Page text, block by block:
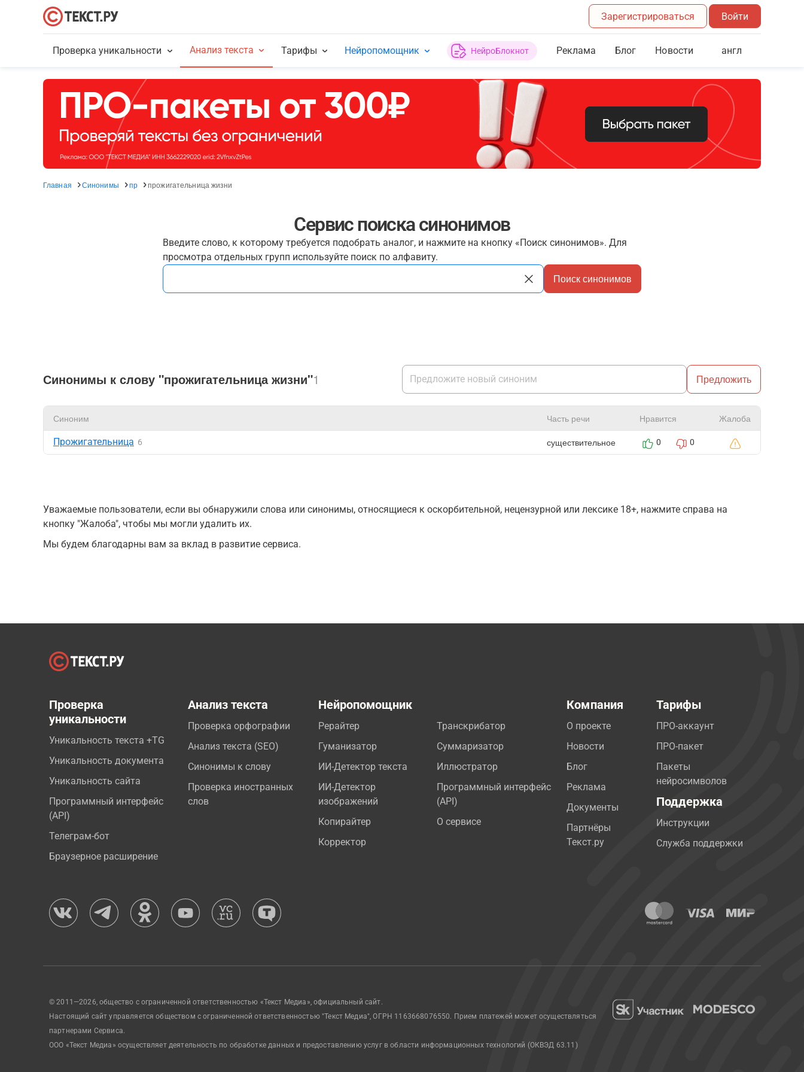
Зарегистрироваться Войти
Проверка уникальности Анализ текста Тарифы Нейропомощник НейроБлокнот Реклама Блог Новости англ
Главная Синонимы пр прожигательница жизни
Сервис поиска синонимов
Введите слово, к которому требуется подобрать аналог, и нажмите на кнопку «Поиск синонимов». Для
просмотра отдельных групп используйте поиск по алфавиту.
Поиск синонимов
Синонимы к слову "прожигательница жизни"1 Предложить
Синоним Часть речи Нравится Жалоба
Прожигательница 6 существительное 0 0
Уважаемые пользователи, если вы обнаружили слова или синонимы, относящиеся к оскорбительной, нецензурной или лексике 18+, нажмите справа на
кнопку "Жалоба", чтобы мы могли удалить их.
Мы будем благодарны вам за вклад в развитие сервиса.
Проверка
уникальности
Уникальность текста +TG
Уникальность документа
Уникальность сайта
Программный интерфейс
(API)
Телеграм-бот
Браузерное расширение
Анализ текста
Проверка орфографии
Анализ текста (SEO)
Синонимы к слову
Проверка иностранных
слов
Нейропомощник
Рерайтер
Гуманизатор
ИИ-Детектор текста
ИИ-Детектор
изображений
Копирайтер
Корректор
Транскрибатор
Суммаризатор
Иллюстратор
Программный интерфейс
(API)
О сервисе
Компания
О проекте
Новости
Блог
Реклама
Документы
Партнёры
Текст.ру
Тарифы
ПРО-аккаунт
ПРО-пакет
Пакеты
нейросимволов
Поддержка
Инструкции
Служба поддержки
© 2011—2026, общество с ограниченной ответственностью «Текст Медиа», официальный сайт.
Настоящий сайт управляется обществом с ограниченной ответственностью "Текст Медиа", ОГРН 1163668076550. Прием платежей может осуществляться
партнерами Сервиса.
ООО «Текст Медиа» осуществляет деятельность по обработке данных и предоставлению услуг в области информационных технологий (ОКВЭД 63.11)